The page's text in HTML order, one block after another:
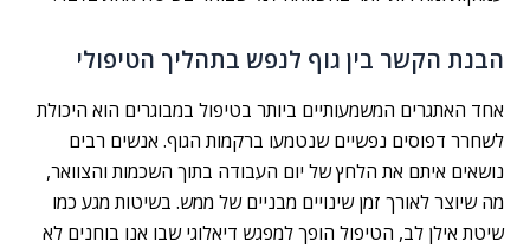
הבנת הקשר בין גוף לנפש בתהליך הטיפולי
אחד האתגרים המשמעותיים ביותר בטיפול במבוגרים הוא היכולת
לשחרר דפוסים נפשיים שנטמעו ברקמות הגוף. אנשים רבים
נושאים איתם את הלחץ של יום העבודה בתוך השכמות והצוואר,
מה שיוצר לאורך זמן שינויים מבניים של ממש. בשיטות מגע כמו
שיטת אילן לב, הטיפול הופך למפגש דיאלוגי שבו אנו בוחנים לא